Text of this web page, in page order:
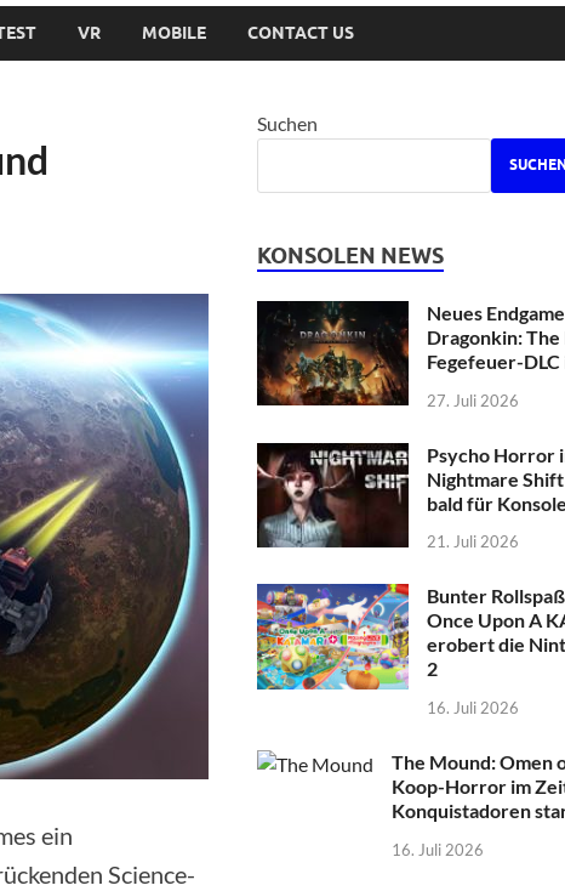
VR MOBILE CONTACT US
ein
Science-
Suchen
KONSOLEN NEWS
Neues
Dragonkin: The
Fegefeuer-DLC
27. Juli 2026
Psycho Horror
Nightmare
bald für
21. Juli 2026
Bunter
Once Upon A
erobert die
2
16. Juli 2026
The Mound: Omen
Koop-Horror im
Konquistadoren
16. Juli 2026